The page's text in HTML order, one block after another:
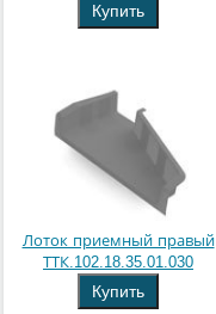
Купить
Лоток приемный правый
ТТК.102.18.35.01.030
Купить